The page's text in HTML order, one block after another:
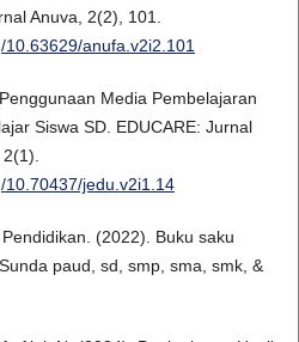
Anuva, 2(2), 101.
anufa.v2i2.101
Media Pembelajaran
Siswa SD. EDUCARE: Jurnal
2(1).
jedu.v2i1.14
(2022). Buku saku
paud, sd, smp, sma, smk, &